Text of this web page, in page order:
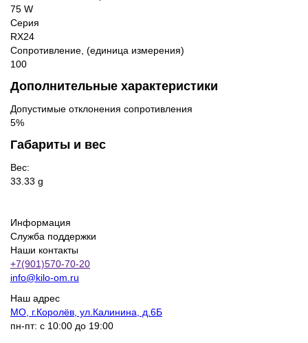
75 W
Серия
RX24
Сопротивление, (единица измерения)
100
Дополнительные характеристики
Допустимые отклонения сопротивления
5%
Габариты и вес
Вес:
33.33 g
Информация
Служба поддержки
Наши контакты
+7(901)570-70-20
info@kilo-om.ru
Наш адрес
МО, г.Королёв, ул.Калинина, д.6Б
пн-пт: с 10:00 до 19:00